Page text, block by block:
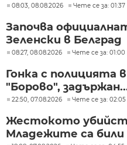
08:03, 08.08.2026 Чете се за:
Започва
Зеленски в Белград
08:27, 08.08.2026 Чете се за:
Гонка с полицията
"Борово",
22:50, 07.08.2026 Чете се за:
Жестокото
Младежите са били